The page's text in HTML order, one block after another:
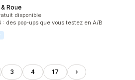
Roue
disponible
: des pop-ups que vous testez en A/B
3 4 17